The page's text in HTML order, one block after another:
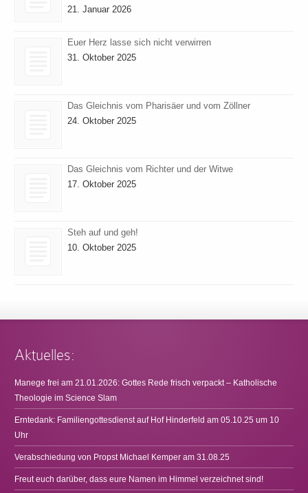
21. Januar 2026
Euer Herz lasse sich nicht verwirren
31. Oktober 2025
Das Gleichnis vom Pharisäer und vom Zöllner
24. Oktober 2025
Das Gleichnis vom Richter und der Witwe
17. Oktober 2025
Steh auf und geh!
10. Oktober 2025
Aktuelles:
Manege frei am 21.01.2026: Gottes Rede frisch verpackt – Katholische
Theologie im Science Slam
Erntedank: Familiengottesdienst auf Hof Hinderfeld am 05.10.25 um 10
Uhr
Verabschiedung von Propst Michael Kemper am 31.08.25
Freut euch darüber, dass eure Namen im Himmel verzeichnet sind!